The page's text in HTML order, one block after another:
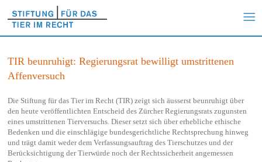
TIR beunruhigt: Regierungsrat bewilligt umstrittenen
Affenversuch
Die Stiftung für das Tier im Recht (TIR) zeigt sich äusserst beunruhigt über
den heute veröffentlichten Entscheid des Zürcher Regierungsrats zugunsten
eines umstrittenen Tierversuchs. Dieser setzt sich über erhebliche ethische
Bedenken und die einschlägige bundesgerichtliche Rechtsprechung hinweg
und trägt damit weder dem Verfassungsauftrag des Tierschutzes und der
Berücksichtigung der Tierwürde noch der Rechtssicherheit angemessen